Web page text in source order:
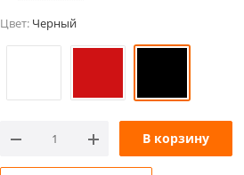
Цвет: Черный
В корзину